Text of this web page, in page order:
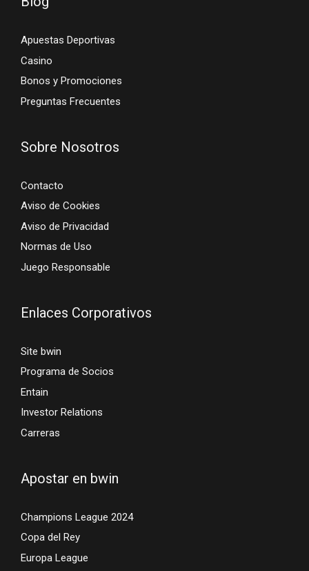
Apuestas Deportivas
Casino
Bonos y Promociones
Preguntas Frecuentes
Sobre Nosotros
Contacto
Aviso de Cookies
Aviso de Privacidad
Normas de Uso
Juego Responsable
Enlaces Corporativos
Site bwin
Programa de Socios
Entain
Investor Relations
Carreras
Apostar en bwin
Champions League 2024
Copa del Rey
Europa League